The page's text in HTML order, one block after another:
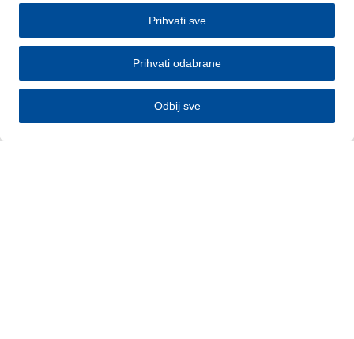
Odbij sve
Prihvati odabrane
Prihvati sve